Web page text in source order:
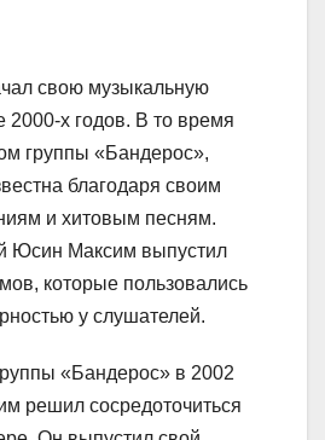
свою музыкальную
2000-х годов. В то время
группы «Бандерос»,
благодаря своим
и хитовым песням.
Юсин Максим выпустил
которые пользовались
у слушателей.
«Бандерос» в 2002
решил сосредоточиться